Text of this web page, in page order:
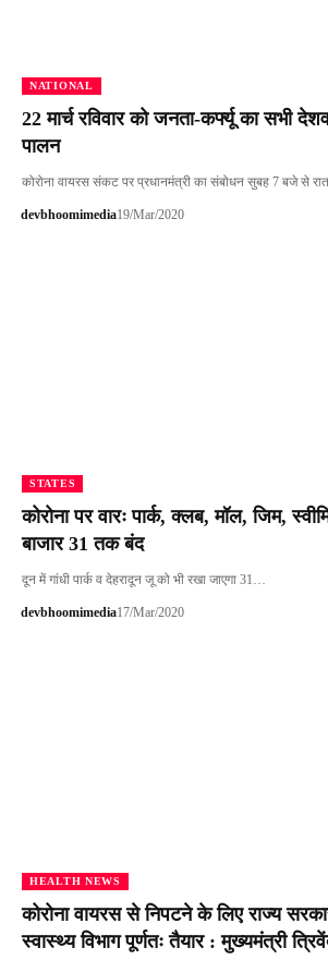
NATIONAL
22 मार्च रविवार को जनता-कर्फ्यू का सभी
पालन
कोरोना वायरस संकट पर प्रधानमंत्री का संबोधन सुबह 7 बजे से
devbhoomimedia19/Mar/2020
STATES
कोरोना पर वारः पार्क, क्लब, मॉल, जिम,
बाजार 31 तक बंद
दून में गांधी पार्क व देहरादून जू को भी रखा जाएगा 31…
devbhoomimedia17/Mar/2020
HEALTH NEWS
कोरोना वायरस से निपटने के लिए राज्य
स्वास्थ्य विभाग पूर्णतः तैयार : मुख्यमंत्री